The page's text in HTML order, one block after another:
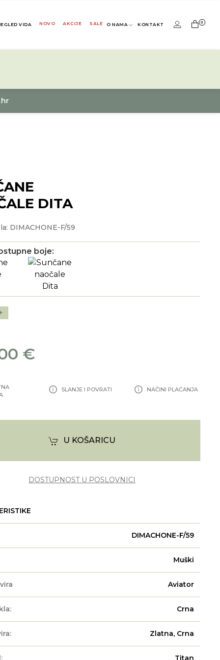
VIDA NOVO AKCIJE SALE O NAMA KONTAKT 0
DITA
DIMACHONE-F/59
boje:
€
SLANJE I POVRATI NAČINI PLAĆANJA
U KOŠARICU
DOSTUPNOST U POSLOVNICI
DIMACHONE-F/59
Muški
Aviator
Crna
Zlatna, Crna
Titan